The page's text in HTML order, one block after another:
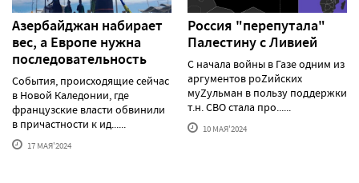
Азербайджан набирает
вес, а Европе нужна
последовательность
События, происходящие сейчас
в Новой Каледонии, где
французские власти обвинили
в причастности к ид......
17 МАЯ'2024
Россия "перепутала"
Палестину с Ливией
С начала войны в Газе одним из
аргументов роZийских
муZульман в пользу поддержки
т.н. СВО стала про......
10 МАЯ'2024